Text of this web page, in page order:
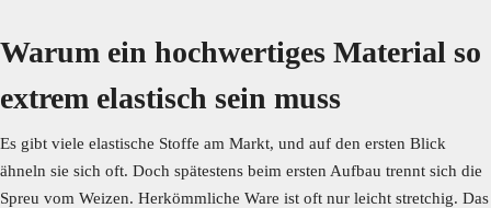
Warum ein hochwertiges Material so
extrem elastisch sein muss
Es gibt viele elastische Stoffe am Markt, und auf den ersten Blick
ähneln sie sich oft. Doch spätestens beim ersten Aufbau trennt sich die
Spreu vom Weizen. Herkömmliche Ware ist oft nur leicht stretchig. Das